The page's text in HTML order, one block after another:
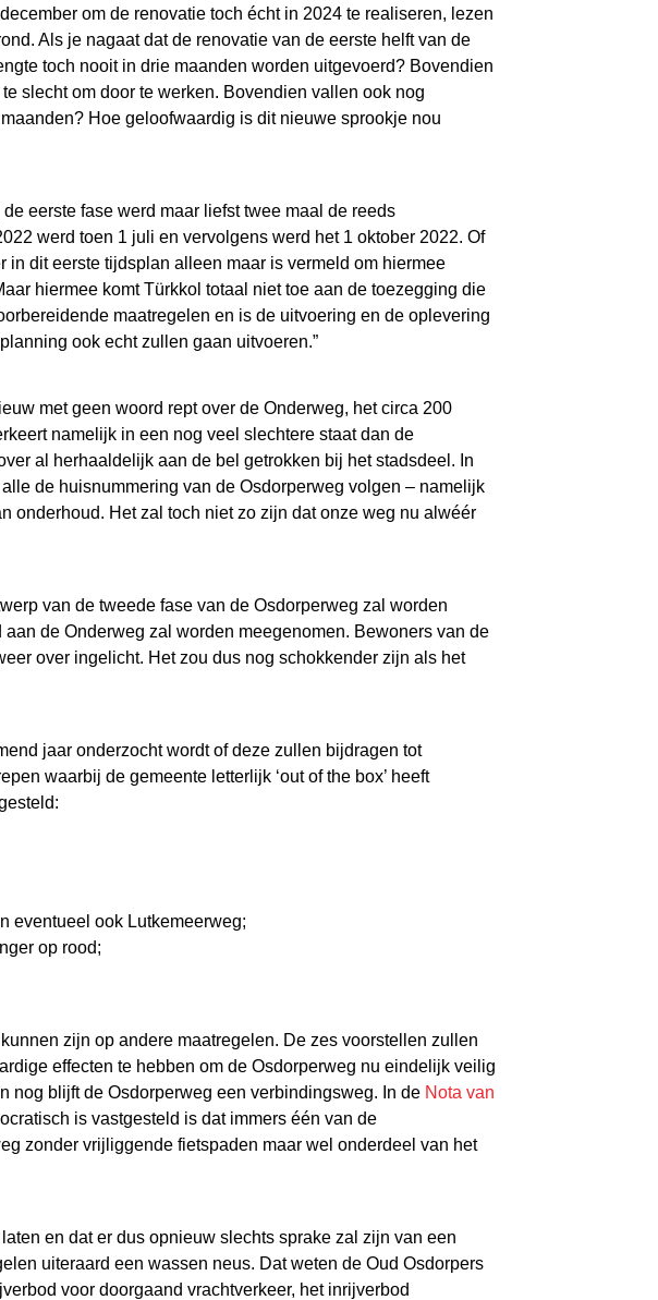
om de renovatie toch écht in 2024 te realiseren, lezen
Als je nagaat dat de renovatie van de eerste helft van de
toch nooit in drie maanden worden uitgevoerd? Bovendien
slecht om door te werken. Bovendien vallen ook nog
Hoe geloofwaardig is dit nieuwe sprookje nou
eerste fase werd maar liefst twee maal de reeds
werd toen 1 juli en vervolgens werd het 1 oktober 2022. Of
in dit eerste tijdsplan alleen maar is vermeld om hiermee
hiermee komt Türkkol totaal niet toe aan de toezegging die
maatregelen en is de uitvoering en de oplevering
ook echt zullen gaan uitvoeren.”
met geen woord rept over de Onderweg, het circa 200
namelijk in een nog veel slechtere staat dan de
al herhaaldelijk aan de bel getrokken bij het stadsdeel. In
de huisnummering van de Osdorperweg volgen – namelijk
onderhoud. Het zal toch niet zo zijn dat onze weg nu alwéér
van de tweede fase van de Osdorperweg zal worden
de Onderweg zal worden meegenomen. Bewoners van de
over ingelicht. Het zou dus nog schokkender zijn als het
jaar onderzocht wordt of deze zullen bijdragen tot
waarbij de gemeente letterlijk ‘out of the box’ heeft
eventueel ook Lutkemeerweg;
op rood;
zijn op andere maatregelen. De zes voorstellen zullen
effecten te hebben om de Osdorperweg nu eindelijk veilig
nog blijft de Osdorperweg een verbindingsweg. In de Nota van
is vastgesteld is dat immers één van de
zonder vrijliggende fietspaden maar wel onderdeel van het
en dat er dus opnieuw slechts sprake zal zijn van een
uiteraard een wassen neus. Dat weten de Oud Osdorpers
voor doorgaand vrachtverkeer, het inrijverbod